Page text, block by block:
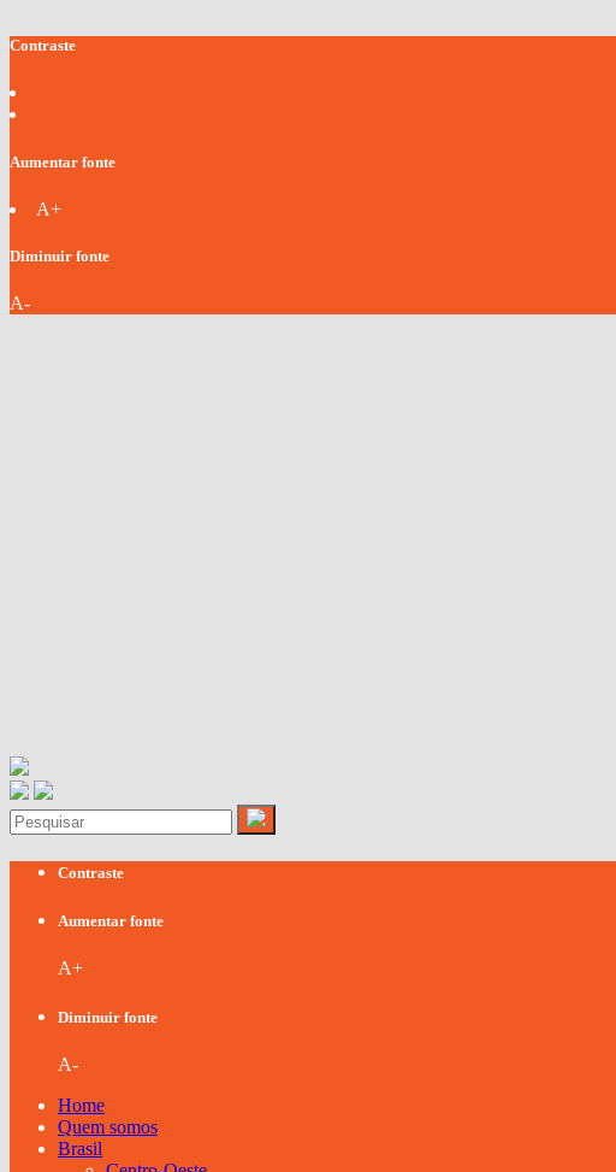
Contraste
Aumentar fonte
A+
Diminuir fonte
A-
Contraste
Aumentar fonte
A+
Diminuir fonte
A-
Home
Quem somos
Brasil